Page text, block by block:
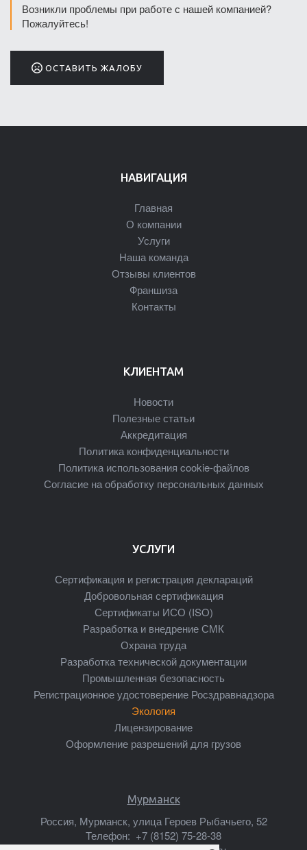
Возникли проблемы при работе с нашей компанией?
Пожалуйтесь!
ОСТАВИТЬ ЖАЛОБУ
НАВИГАЦИЯ
Главная
О компании
Услуги
Наша команда
Отзывы клиентов
Франшиза
Контакты
КЛИЕНТАМ
Новости
Полезные статьи
Аккредитация
Политика конфиденциальности
Политика использования cookie-файлов
Согласие на обработку персональных данных
УСЛУГИ
Сертификация и регистрация деклараций
Добровольная сертификация
Сертификаты ИСО (ISO)
Разработка и внедрение СМК
Охрана труда
Разработка технической документации
Промышленная безопасность
Регистрационное удостоверение Росздравнадзора
Экология
Лицензирование
Оформление разрешений для грузов
Мурманск
Россия, Мурманск, улица Героев Рыбачьего, 52
Телефон: +7 (8152) 75-28-38